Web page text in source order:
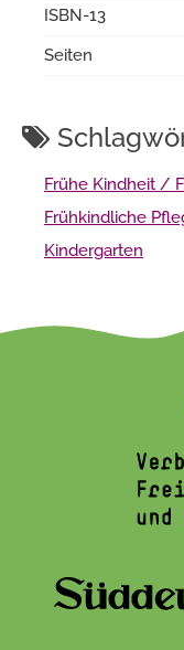
ISBN-13
Seiten
Frühe Kindheit /
Frühkindliche
Kindergarten